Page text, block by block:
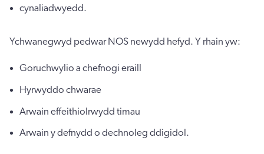
cynaliadwyedd.
Ychwanegwyd pedwar NOS newydd hefyd. Y rhain yw:
Goruchwylio a chefnogi eraill
Hyrwyddo chwarae
Arwain effeithiolrwydd timau
Arwain y defnydd o dechnoleg ddigidol.